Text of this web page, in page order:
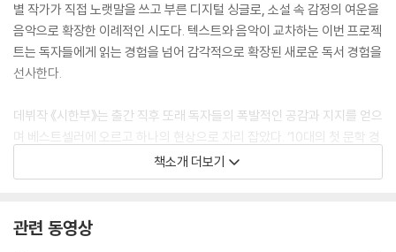
별 작가가 직접 노랫말을 쓰고 부른 디지털 싱글로, 소설 속 감정의 여운을
음악으로 확장한 이례적인 시도다. 텍스트와 음악이 교차하는 이번 프로젝
트는 독자들에게 읽는 경험을 넘어 감각적으로 확장된 새로운 독서 경험을
선사한다.
데뷔작 《시한부》는 출간 직후 또래 독자들의 폭발적인 공감과 지지를 얻으
며 베스트셀러에 오르고 하나의 현상으로 자리 잡았다. ‘10대의 첫 문학 경
험’이라는 독자적 위치를 구축한 백은별 작가는 《나의 사탄》에서 사랑과
믿음, 죄와 구원이라는 보다 근원적인 질문으로 나아간다. 고등학생 ‘소
연락처도 모른 채 이어지는 비밀스러운 만남. 둘은 골목에서 입을 맞추고,
책소개 더보기
관련 동영상